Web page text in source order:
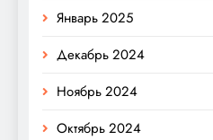
Январь 2025
Декабрь 2024
Ноябрь 2024
Октябрь 2024